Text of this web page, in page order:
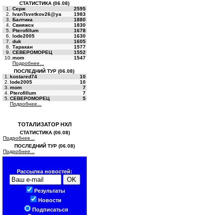
СТАТИСТИКА (06.08)
1.
Серж
2595
2.
IvanTsvetkov26@ya
1983
3.
Балтика
1880
4.
Свияжск
1830
5.
Pterofillum
1678
6.
lode2005
1630
7.
duk
1605
8.
Таракан
1577
9.
СЕВЕРОМОРЕЦ
1552
10. mom
1547
Подробнее...
ПОСЛЕДНИЙ ТУР (06.08)
1.
kostared74
10
2. lode2005
10
3. mom
7
4. Pterofillum
7
5. СЕВЕРОМОРЕЦ
5
Подробнее...
ТОТАЛИЗАТОР НХЛ
СТАТИСТИКА (06.08)
Подробнее...
ПОСЛЕДНИЙ ТУР (06.08)
Подробнее...
Рассылка новостей:
Результаты
Новости
Подписаться